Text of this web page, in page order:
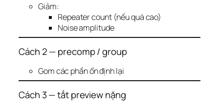
Giảm:
Repeater count (nếu quá cao)
Noise amplitude
Cách 2 — precomp / group
Gom các phần ổn định lại
Cách 3 — tắt preview nặng